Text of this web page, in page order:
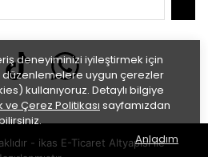
deneyiminizi iyileştirmek için
düzenlemelere uygun çerezler
kullanıyoruz. Detaylı bilgiye
ve Çerez Politikası sayfamızdan
Anladım
- ikas E-Ticaret Altyapısı ile